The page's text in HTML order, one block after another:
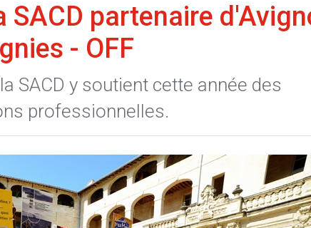
SACD partenaire
- OFF
SACD y soutient cette année des
professionnelles.